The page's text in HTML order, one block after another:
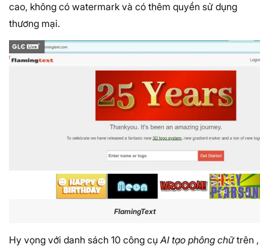
cao, không có watermark và có thêm quyền sử dụng
thương mại.
FlamingText
Hy vọng với danh sách 10 công cụAI tạo phông chữtrên ,